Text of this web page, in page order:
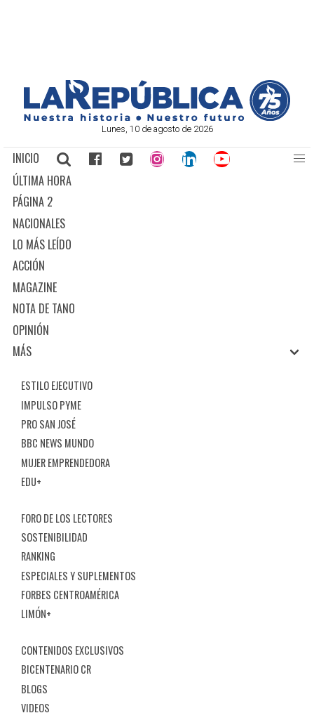
Lunes, 10 de agosto de 2026
INICIO
ÚLTIMA HORA
PÁGINA 2
NACIONALES
LO MÁS LEÍDO
ACCIÓN
MAGAZINE
NOTA DE TANO
OPINIÓN
MÁS
ESTILO EJECUTIVO
IMPULSO PYME
PRO SAN JOSÉ
BBC NEWS MUNDO
MUJER EMPRENDEDORA
EDU+
FORO DE LOS LECTORES
SOSTENIBILIDAD
RANKING
ESPECIALES Y SUPLEMENTOS
FORBES CENTROAMÉRICA
LIMÓN+
CONTENIDOS EXCLUSIVOS
BICENTENARIO CR
BLOGS
VIDEOS